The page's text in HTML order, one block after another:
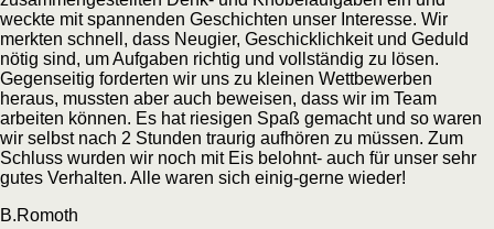
weckte mit spannenden Geschichten unser Interesse. Wir
merkten schnell, dass Neugier, Geschicklichkeit und Geduld
nötig sind, um Aufgaben richtig und vollständig zu lösen.
Gegenseitig forderten wir uns zu kleinen Wettbewerben
heraus, mussten aber auch beweisen, dass wir im Team
arbeiten können. Es hat riesigen Spaß gemacht und so waren
wir selbst nach 2 Stunden traurig aufhören zu müssen. Zum
Schluss wurden wir noch mit Eis belohnt- auch für unser sehr
gutes Verhalten. Alle waren sich einig-gerne wieder!
B.Romoth